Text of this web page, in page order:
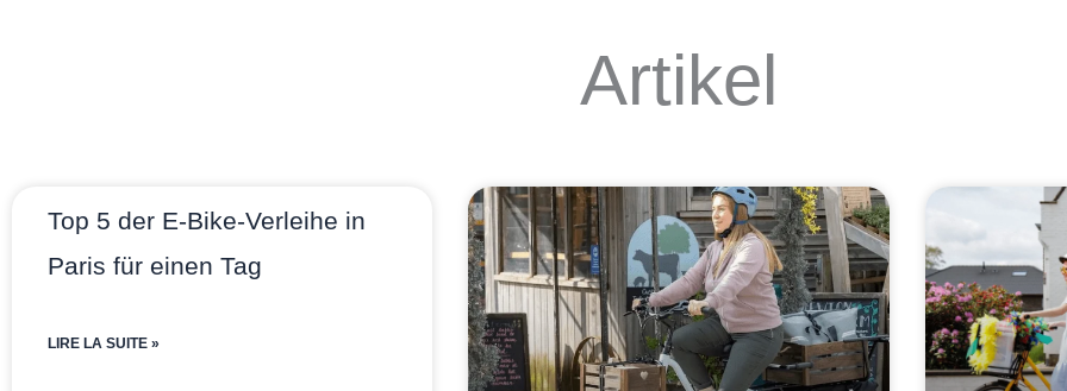
Artikel
Top 5 der E-Bike-Verleihe in
Paris für einen Tag
LIRE LA SUITE »